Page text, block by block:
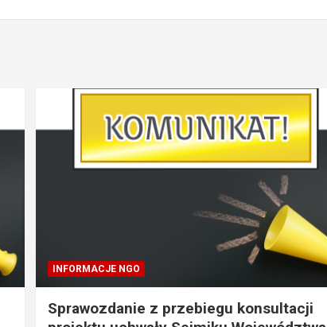
INFORMACJE NGO
Sprawozdanie z przebiegu konsultacji